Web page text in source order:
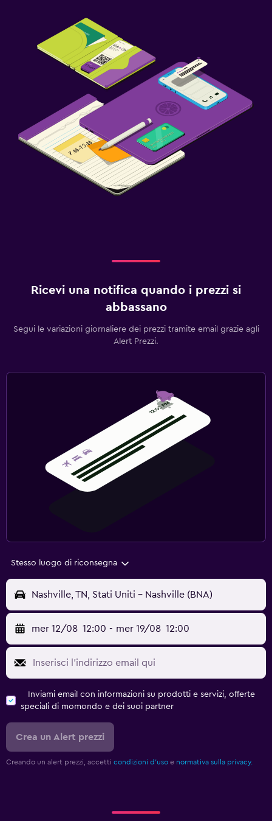
Ricevi una notifica quando i prezzi si
abbassano
Segui le variazioni giornaliere dei prezzi tramite email grazie agli
Alert Prezzi.
Stesso luogo di riconsegna
Nashville, TN, Stati Uniti - Nashville (BNA)
mer 12/08 12:00 - mer 19/08 12:00
Inviami email con informazioni su prodotti e servizi, offerte
speciali di momondo e dei suoi partner
Crea un Alert prezzi
Creando un alert prezzi, accetti condizioni d'uso e normativa sulla privacy.